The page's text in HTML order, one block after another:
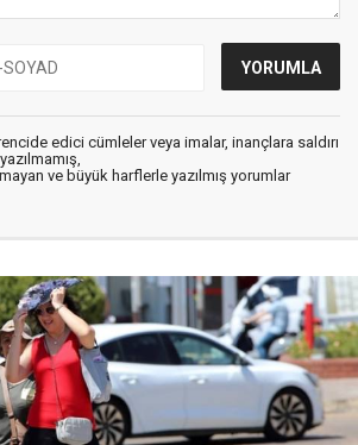
edici cümleler veya imalar, inançlara saldırı
ve büyük harflerle yazılmış yorumlar